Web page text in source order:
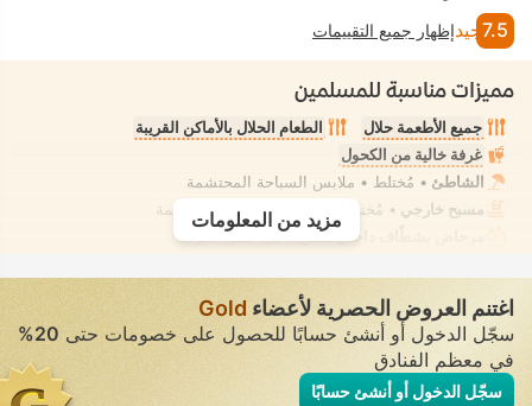
7.5 جيدإظهار جميع التقييمات
مميزات مناسبة للمسلمين
جميع الأطعمة حلال
الطعام الحلال بالأماكن القريبة
غرفة خالية من الكحول
الشاطئ • مُختلط • ملابس السباحة المحتشمة
مسبح خارجي • مُختلط • ملابس السباحة المحتشمة
مرحاض بشطّاف داخلي مدمج
• في جميع الغرف
مزيد من المعلومات
اغتنم العروض الحصرية لأعضاء Gold
سجّل الدخول أو أنشئ حسابًا للحصول على خصومات حتى20%
في معظم الفنادق
سجّل الدخول أو أنشئ حسابًا